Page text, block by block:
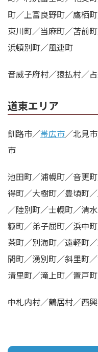
町／上富良野町／鷹栖
東川町／当麻町／苫前
浜頓別町／風連町
音威子府村／猿払村／
道東エリア
釧路市／帯広市／北見
市
池田町／浦幌町／音更
得町／大樹町／豊頃町
／陸別町／士幌町／清
糠町／弟子屈町／浜中
茶町／別海町／遠軽町
間町／湧別町／斜里町
清里町／滝上町／置戸
中札内村／鶴居村／西